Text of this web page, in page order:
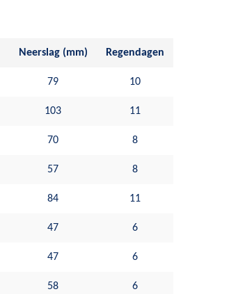
Neerslag (mm) Regendagen
79 10
103 11
70 8
57 8
84 11
47 6
47 6
58 6